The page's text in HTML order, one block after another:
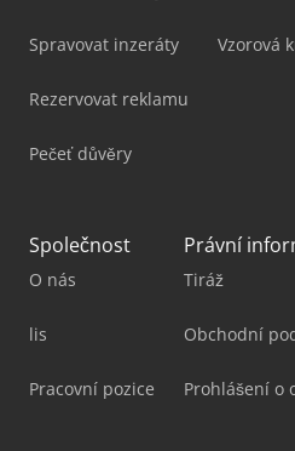
Spravovat inzeráty
Rezervovat reklamu
Pečeť důvěry
Vzorová
Společnost
O nás
lis
Pracovní pozice
Právní
Tiráž
Obchodní
Prohlášení o